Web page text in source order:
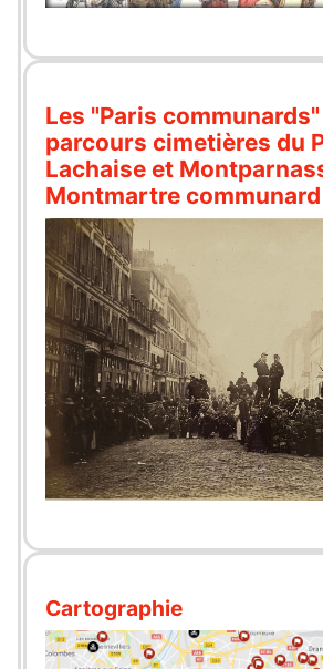
Les "Paris
parcours cimetières du
Lachaise et
Montmartre communard
Cartographie